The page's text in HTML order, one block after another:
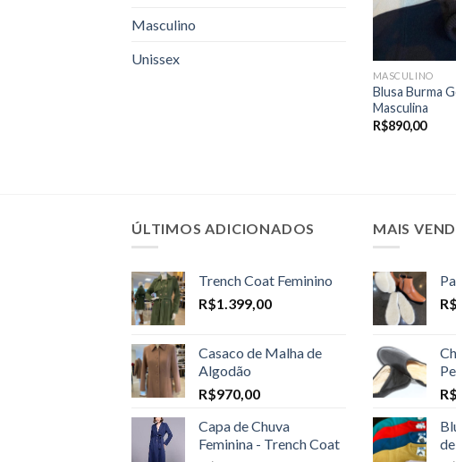
Masculino
Unissex
MASCULINO
Blusa Burma
Masculina
R$890,00
ÚLTIMOS ADICIONADOS
Trench Coat Feminino
R$1.399,00
Casaco de Malha de
Algodão
R$970,00
Capa de Chuva
Feminina - Trench Coat
MAIS
R$
R$